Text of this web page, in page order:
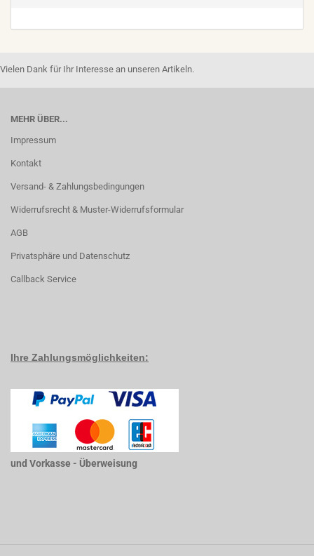
Vielen Dank für Ihr Interesse an unseren Artikeln.
MEHR ÜBER...
Impressum
Kontakt
Versand- & Zahlungsbedingungen
Widerrufsrecht & Muster-Widerrufsformular
AGB
Privatsphäre und Datenschutz
Callback Service
Ihre Zahlungsmöglichkeiten:
und Vorkasse - Überweisung